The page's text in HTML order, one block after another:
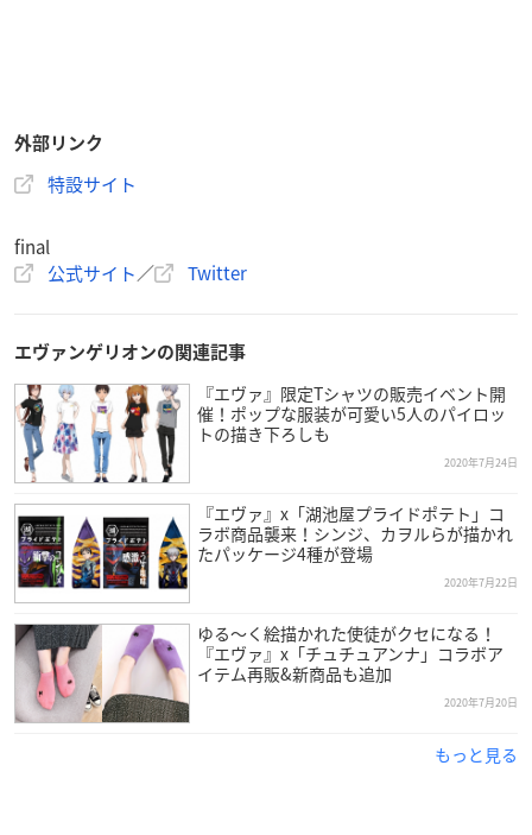
外部リンク
特設サイト
final
公式サイト／ Twitter
エヴァンゲリオンの関連記事
『エヴァ』限定Tシャツの販売イベント開
催！ポップな服装が可愛い5人のパイロッ
トの描き下ろしも
2020年7月24日
『エヴァ』x「湖池屋プライドポテト」コ
ラボ商品襲来！シンジ、カヲルらが描かれ
たパッケージ4種が登場
2020年7月22日
ゆる〜く絵描かれた使徒がクセになる！
『エヴァ』x「チュチュアンナ」コラボア
イテム再販&新商品も追加
2020年7月20日
もっと見る